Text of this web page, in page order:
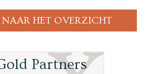
HET OVERZICHT
Partners